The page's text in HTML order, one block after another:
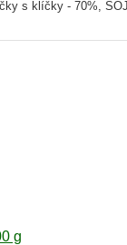
s klíčky - 70%,
g